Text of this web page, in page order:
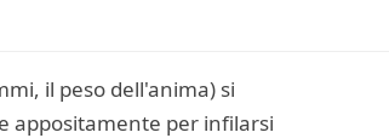
il peso dell'anima) si
appositamente per infilarsi